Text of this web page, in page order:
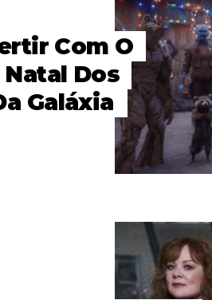
Com O
Dos
Galáxia